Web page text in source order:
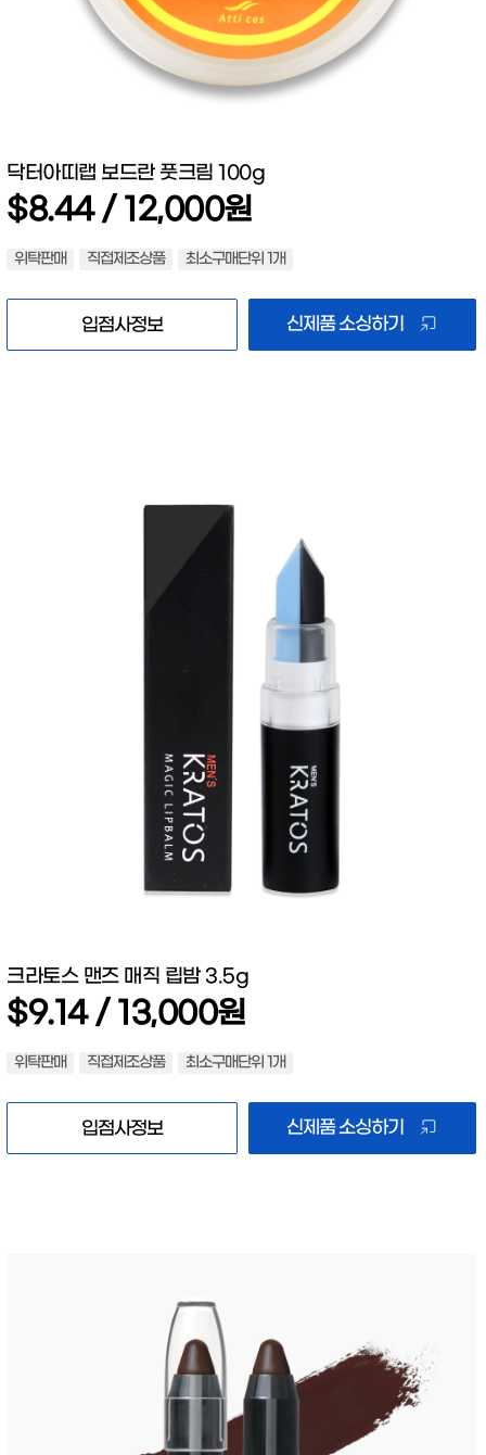
닥터아띠랩 보드란 풋크림 100g
$8.44 / 12,000원
위탁판매 직접제조상품 최소구매단위 1개
입점사정보 신제품 소싱하기
크라토스 맨즈 매직 립밤 3.5g
$9.14 / 13,000원
위탁판매 직접제조상품 최소구매단위 1개
입점사정보 신제품 소싱하기